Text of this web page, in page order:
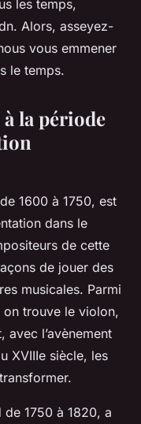
les temps,
Alors, asseyez-
vous emmener
le temps.
la période
1600 à 1750, est
dans le
de cette
de jouer des
musicales. Parmi
on trouve le violon,
avec l’avènement
XVIIIe siècle, les
de 1750 à 1820, a